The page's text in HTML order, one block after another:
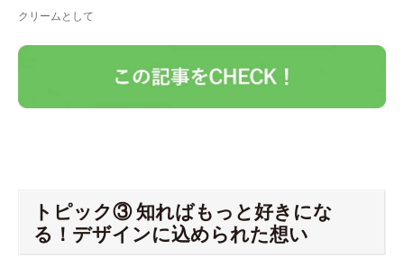
クリームとして
トピック③ 知ればもっと好きにな
る！デザインに込められた想い